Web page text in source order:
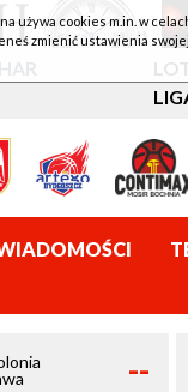
--
używa cookies m.in. w
zmienić ustawienia